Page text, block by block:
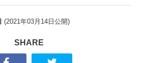
(2021年03月14日 公開)
SHARE